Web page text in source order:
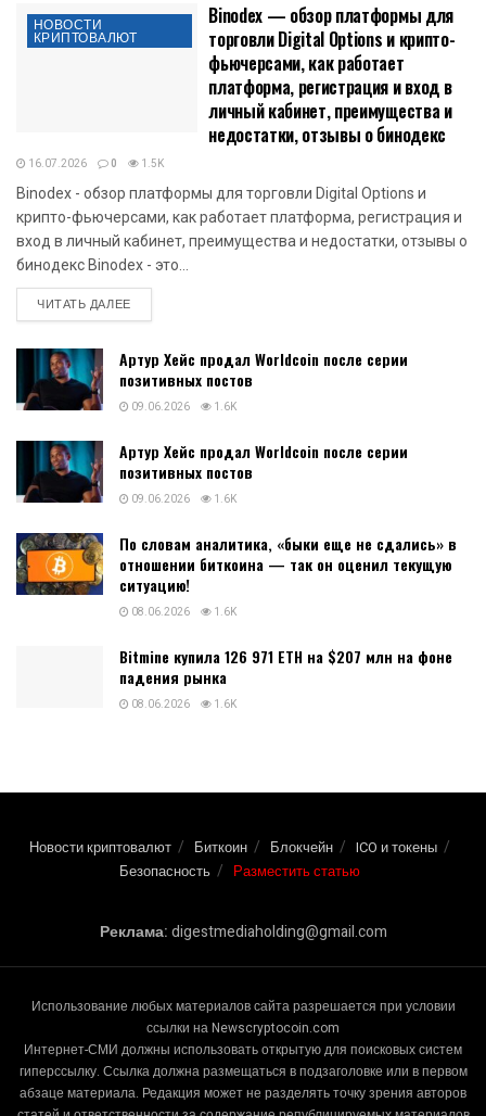
НОВОСТИ
КРИПТОВАЛЮТ
Binodex — обзор платформы для
торговли Digital Options и крипто-
фьючерсами, как работает
платформа, регистрация и вход в
личный кабинет, преимущества и
недостатки, отзывы о бинодекс
16.07.2026 0 1.5K
Binodex - обзор платформы для торговли Digital Options и
крипто-фьючерсами, как работает платформа, регистрация и
вход в личный кабинет, преимущества и недостатки, отзывы о
бинодекс Binodex - это...
ЧИТАТЬ ДАЛЕЕDETAILS
Артур Хейс продал Worldcoin после серии
позитивных постов
09.06.2026 1.6K
Артур Хейс продал Worldcoin после серии
позитивных постов
09.06.2026 1.6K
По словам аналитика, «быки еще не сдались» в
отношении биткоина — так он оценил текущую
ситуацию!
08.06.2026 1.6K
Bitmine купила 126 971 ETH на $207 млн на фоне
падения рынка
08.06.2026 1.6K
Новости криптовалют Биткоин Блокчейн
ICO и токены
Безопасность
Разместить статью
Реклама:digestmediaholding@gmail.com
Использование любых материалов сайта разрешается при условии
ссылки на Newscryptocoin.com
Интернет-СМИ должны использовать открытую для поисковых систем
гиперссылку. Ссылка должна размещаться в подзаголовке или в первом
абзаце материала. Редакция может не разделять точку зрения авторов